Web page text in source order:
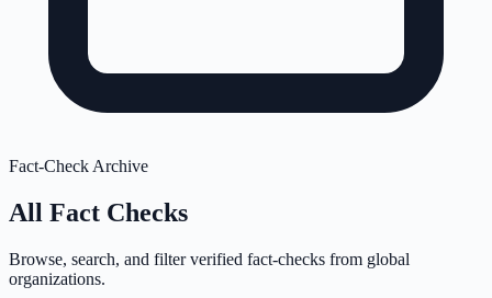
Fact-Check Archive
All Fact Checks
Browse, search, and filter verified fact-checks from global
organizations.